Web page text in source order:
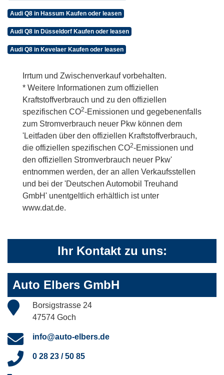
Audi Q8 in Hassum Kaufen oder leasen
Audi Q8 in Düsseldorf Kaufen oder leasen
Audi Q8 in Kevelaer Kaufen oder leasen
Irrtum und Zwischenverkauf vorbehalten.
* Weitere Informationen zum offiziellen
Kraftstoffverbrauch und zu den offiziellen
spezifischen CO2-Emissionen und gegebenenfalls
zum Stromverbrauch neuer Pkw können dem
'Leitfaden über den offiziellen Kraftstoffverbrauch,
die offiziellen spezifischen CO2-Emissionen und
den offiziellen Stromverbrauch neuer Pkw'
entnommen werden, der an allen Verkaufsstellen
und bei der 'Deutschen Automobil Treuhand
GmbH' unentgeltlich erhältlich ist unter
www.dat.de.
Ihr Kontakt zu uns:
Auto Elbers GmbH
Borsigstrasse 24
47574 Goch
info@auto-elbers.de
0 28 23 / 50 85